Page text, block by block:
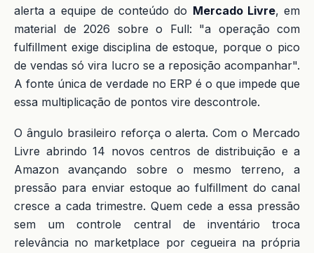
alerta a equipe de conteúdo do Mercado Livre, em
material de 2026 sobre o Full: "a operação com
fulfillment exige disciplina de estoque, porque o pico
de vendas só vira lucro se a reposição acompanhar".
A fonte única de verdade no ERP é o que impede que
essa multiplicação de pontos vire descontrole.
O ângulo brasileiro reforça o alerta. Com o Mercado
Livre abrindo 14 novos centros de distribuição e a
Amazon avançando sobre o mesmo terreno, a
pressão para enviar estoque ao fulfillment do canal
cresce a cada trimestre. Quem cede a essa pressão
sem um controle central de inventário troca
relevância no marketplace por cegueira na própria